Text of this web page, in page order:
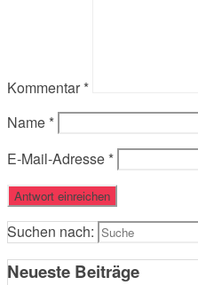
Kommentar *
Name *
E-Mail-Adresse *
Suchen nach:
Neueste Beiträge